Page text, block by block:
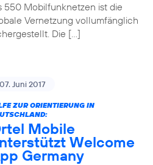
550 Mobilfunknetzen ist die
Vernetzung vollumfänglich
Die […]
07. Juni 2017
ZUR ORIENTIERUNG IN
Mobile
Welcome
Germany